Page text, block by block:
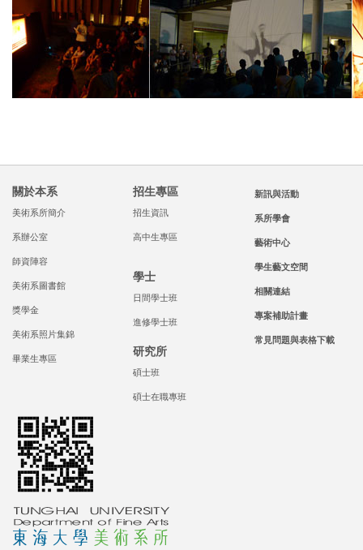
關於本系
美術系所簡介
系辦公室
師資陣容
美術系圖書館
獎學金
美術系照片集錦
畢業生專區
招生專區
招生資訊
高中生專區
學士
日間學士班
進修學士班
研究所
碩士班
碩士在職專班
新訊與活動
系所學會
藝術中心
學生藝文空間
相關連結
專案補助計畫
常見問題與表格下載